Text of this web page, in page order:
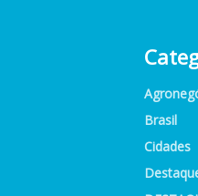
Brasil
Cidades